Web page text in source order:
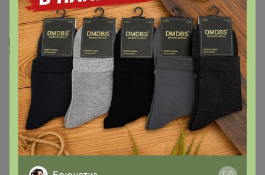
Марина1967 Автор уже получил заказ!
21 ноября, 2024 10:26
Школа база Bossa Nova!!!